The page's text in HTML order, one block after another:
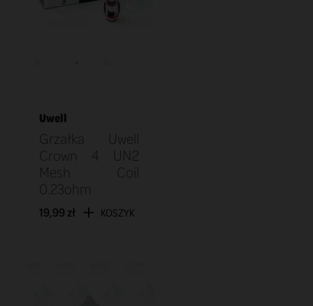
Uwell
Grzałka Uwell
Crown 4 UN2
Mesh Coil
0.23ohm
19,99 zł KOSZYK